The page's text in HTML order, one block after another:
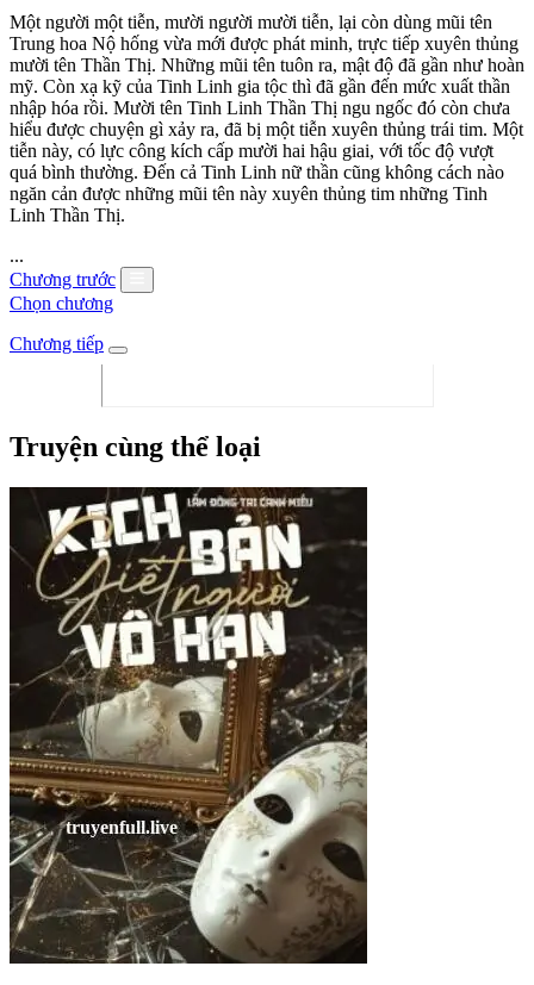
Một người một tiễn, mười người mười tiễn, lại còn dùng mũi tên
Trung hoa Nộ hống vừa mới được phát minh, trực tiếp xuyên thủng
mười tên Thần Thị. Những mũi tên tuôn ra, mật độ đã gần như hoàn
mỹ. Còn xạ kỹ của Tinh Linh gia tộc thì đã gần đến mức xuất thần
nhập hóa rồi. Mười tên Tinh Linh Thần Thị ngu ngốc đó còn chưa
hiểu được chuyện gì xảy ra, đã bị một tiễn xuyên thủng trái tim. Một
tiễn này, có lực công kích cấp mười hai hậu giai, với tốc độ vượt
quá bình thường. Đến cả Tinh Linh nữ thần cũng không cách nào
ngăn cản được những mũi tên này xuyên thủng tim những Tinh
Linh Thần Thị.
...
Chương trước
Chọn chương
Chương tiếp
Truyện cùng thể loại